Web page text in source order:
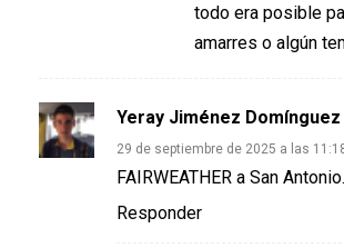
todo era posible
amarres o algún
Yeray Jiménez Domínguez
29 de septiembre de 2025 a las
FAIRWEATHER a San Antonio.
Responder